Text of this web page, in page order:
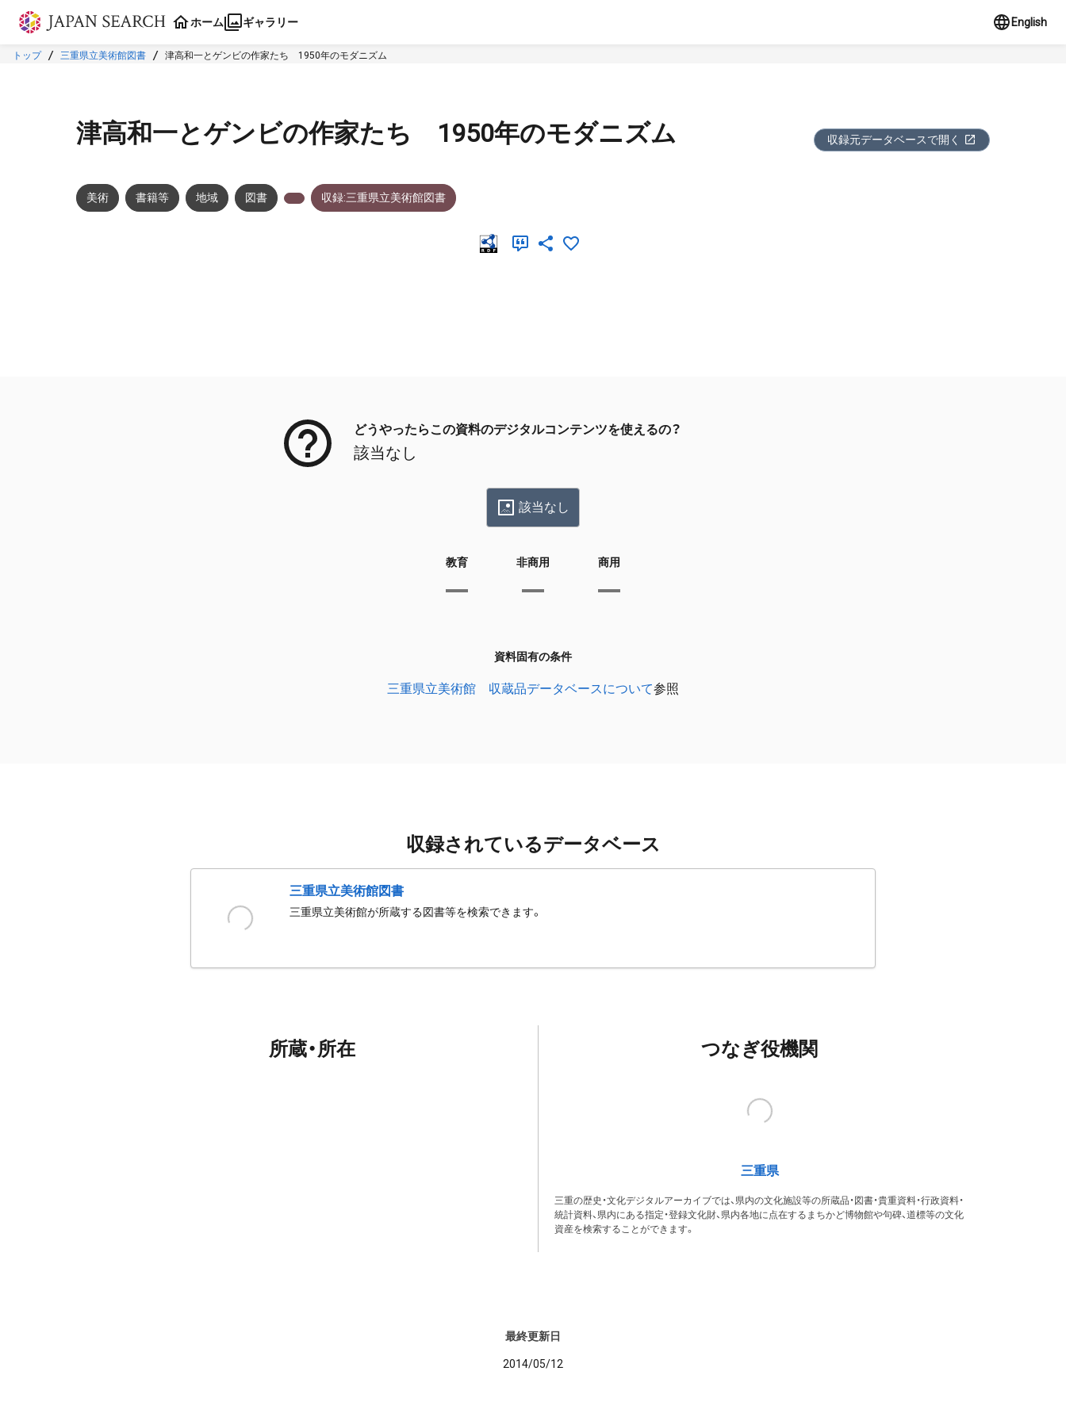
本文に飛ぶ
ホーム ギャラリー English
トップ 三重県立美術館図書 津高和一とゲンビの作家たち 1950年のモダニズム
津高和一とゲンビの作家たち 1950年のモダニズム 収録元データベースで開く
美術 書籍等 地域 図書 収録:三重県立美術館図書
どうやったらこの資料のデジタルコンテンツを使えるの？
該当なし
該当なし
教育 非商用 商用
資料固有の条件
三重県立美術館 収蔵品データベースについて参照
収録されているデータベース
三重県立美術館図書
三重県立美術館が所蔵する図書等を検索できます。
所蔵・所在 つなぎ役機関
三重県
三重の歴史・文化デジタルアーカイブでは、県内の文化施設等の所蔵品・図書・貴重資料・行政資料・
統計資料、県内にある指定・登録文化財、県内各地に点在するまちかど博物館や句碑、道標等の文化
資産を検索することができます。
最終更新日
2014/05/12